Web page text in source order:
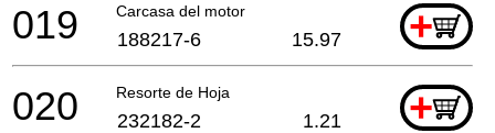
Carcasa del motor +
019 188217-6 15.97
Resorte de Hoja +
020 232182-2 1.21